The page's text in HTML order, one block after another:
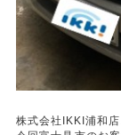
株式会社IKKI浦和店